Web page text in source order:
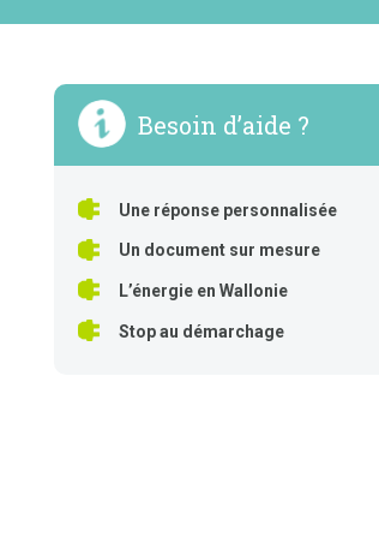
Besoin d’aide ?
Une réponse personnalisée
Un document sur mesure
L’énergie en Wallonie
Stop au démarchage